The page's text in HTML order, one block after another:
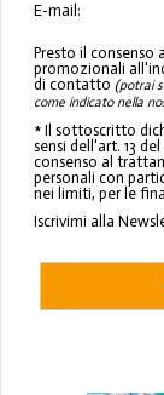
E-mail:
Presto il consenso
promozionali
di contatto (potrai
come indicato nella
* Il sottoscritto
sensi dell'art. 13
consenso al
personali con
nei limiti, per le
Iscrivimi alla